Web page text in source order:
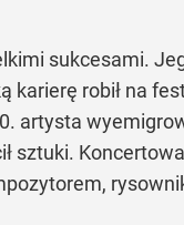
sukcesami.
karierę robił na
artysta
sztuki.